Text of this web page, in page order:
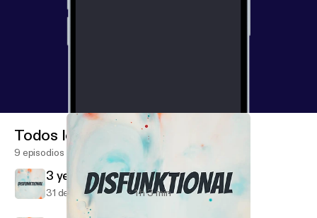
Todos los episodios
9 episodios
3 years later....
31 de mar de 2023 1 h 3 min